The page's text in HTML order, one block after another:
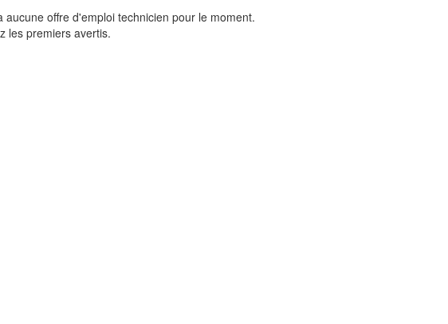
aucune offre d'emploi technicien pour le moment.
les premiers avertis.